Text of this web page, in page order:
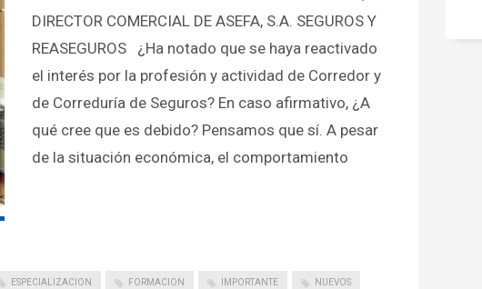
DIRECTOR COMERCIAL DE ASEFA, S.A. SEGUROS Y
REASEGUROS ¿Ha notado que se haya reactivado
el interés por la profesión y actividad de Corredor y
de Correduría de Seguros? En caso afirmativo, ¿A
qué cree que es debido? Pensamos que sí. A pesar
de la situación económica, el comportamiento
ESPECIALIZACION FORMACION IMPORTANTE NUEVOS